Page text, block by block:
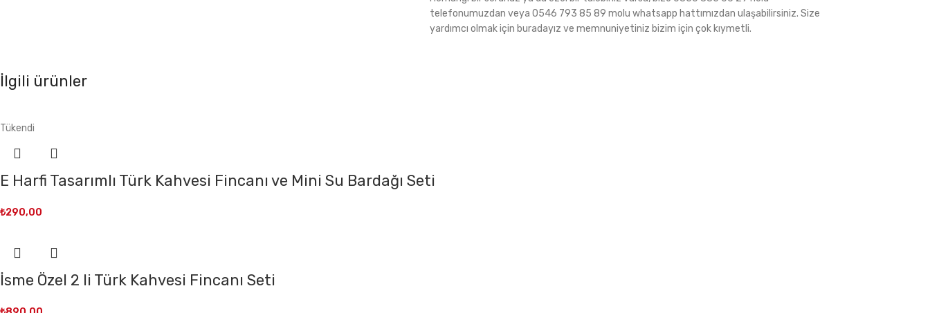
telefonumuzdan veya 0546 793 85 89 molu whatsapp hattımızdan ulaşabilirsiniz. Size
yardımcı olmak için buradayız ve memnuniyetiniz bizim için çok kıymetli.
İlgili ürünler
Tükendi
E Harfi Tasarımlı Türk Kahvesi Fincanı ve Mini Su Bardağı Seti
₺290,00
İsme Özel 2 li Türk Kahvesi Fincanı Seti